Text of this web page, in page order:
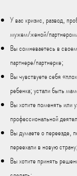
У вас кризис, развод,
мужем/женой/
Вы сомневаетесь в
партнере/партнерке;
Вы чувствуете себя
ребенка; устали быть
Вы хотите поменять или
профессиональной
Вы думаете о переезде,
переехали в новую страну;
Вы хотите принять